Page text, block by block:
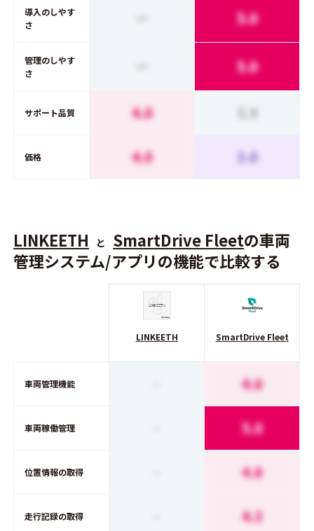
導入のしやす
さ
5.0
管理のしやす
さ
5.0
サポート品質 4.0 3.9
価格 4.0 3.0
LINKEETH と SmartDrive Fleetの車両
管理システム/アプリの機能で比較する
LINKEETH SmartDrive Fleet
車両管理機能 4.6
車両稼働管理 5.0
位置情報の取得 4.6
走行記録の取得 4.3